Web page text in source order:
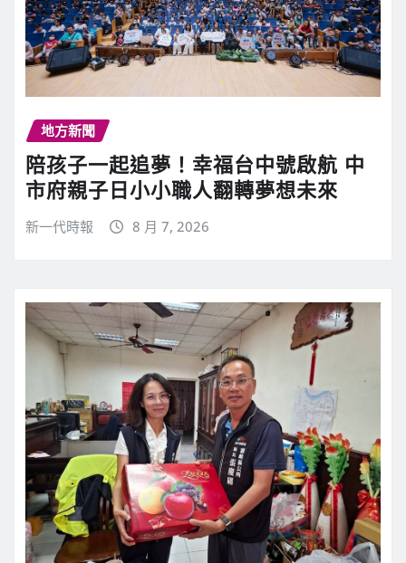
地方新聞
陪孩子一起追夢！幸福台中號啟航 中
市府親子日小小職人翻轉夢想未來
新一代時報 8 月 7, 2026